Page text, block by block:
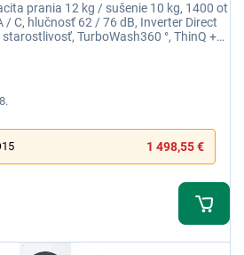
prania 12 kg / sušenie 10 kg, 1400 ot
/ C, hlučnosť 62 / 76 dB, Inverter Direct
TurboWash360 °, ThinQ +
1 498,55 €